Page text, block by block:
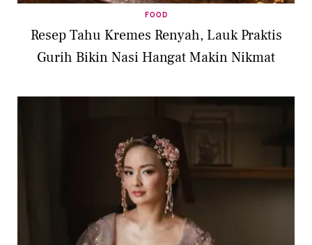
FOOD
Resep Tahu Kremes Renyah, Lauk Praktis
Gurih Bikin Nasi Hangat Makin Nikmat